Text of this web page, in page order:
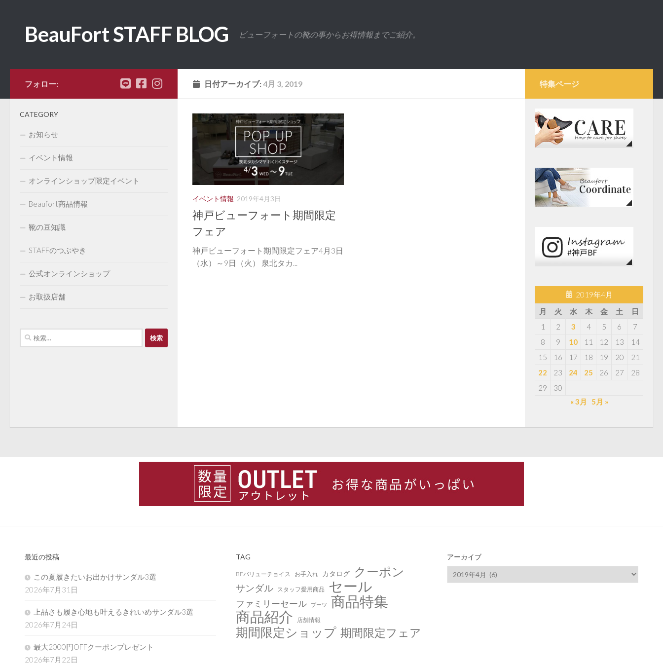
BeauFort STAFF BLOG ビューフォートの靴の事からお得情報までご紹介。
日付アーカイブ:4月 3, 2019
イベント情報 2019年4月3日
神戸ビューフォート期間限定
フェア
神戸ビューフォート期間限定フェア4月3日
（水）～9日（火） 泉北タカ...
フォロー:
CATEGORY
お知らせ
イベント情報
オンラインショップ限定イベント
Beaufort商品情報
靴の豆知識
STAFFのつぶやき
公式オンラインショップ
お取扱店舗
検
索:
特集ページ
2019年4月
月
火 水 木 金 土
日
1
2 3 4 5 6
7
8
9 10 11 12 13
14
15
16 17 18 19 20
21
22
23 24 25 26 27
28
29
30
« 3月
5月 »
最近の投稿
この夏履きたいお出かけサンダル3選
2026年7月31日
上品さも履き心地も叶えるきれいめサンダル3選
2026年7月24日
最大2000円OFFクーポンプレゼント
2026年7月22日
TAG
BFバリューチョイス お手入れ カタログ クーポン
サンダル スタッフ愛用商品 セール
ファミリーセール ブーツ 商品特集
商品紹介 店舗情報
期間限定ショップ 期間限定フェア
アーカイブ
ア
ー